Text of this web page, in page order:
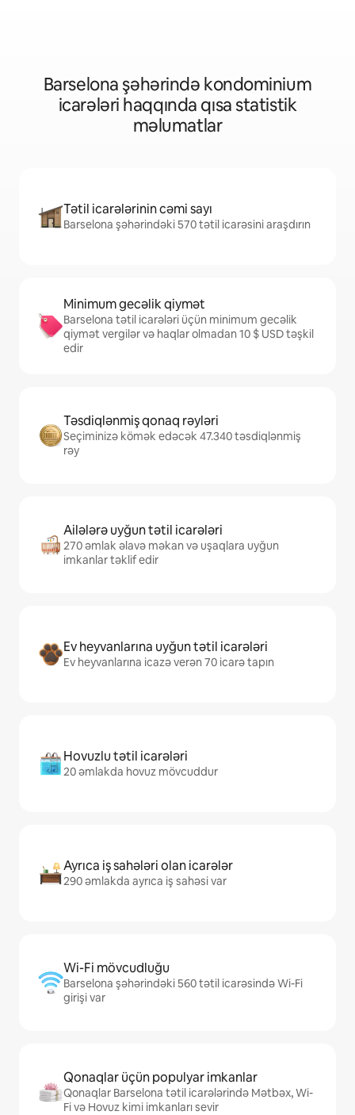
Barselona şəhərində kondominium
icarələri haqqında qısa statistik
məlumatlar
Tətil icarələrinin cəmi sayı
Barselona şəhərindəki 570 tətil icarəsini araşdırın
Minimum gecəlik qiymət
Barselona tətil icarələri üçün minimum gecəlik
qiymət vergilər və haqlar olmadan 10 $ USD təşkil
edir
Təsdiqlənmiş qonaq rəyləri
Seçiminizə kömək edəcək 47.340 təsdiqlənmiş
rəy
Ailələrə uyğun tətil icarələri
270 əmlak əlavə məkan və uşaqlara uyğun
imkanlar təklif edir
Ev heyvanlarına uyğun tətil icarələri
Ev heyvanlarına icazə verən 70 icarə tapın
Hovuzlu tətil icarələri
20 əmlakda hovuz mövcuddur
Ayrıca iş sahələri olan icarələr
290 əmlakda ayrıca iş sahəsi var
Wi-Fi mövcudluğu
Barselona şəhərindəki 560 tətil icarəsində Wi-Fi
girişi var
Qonaqlar üçün populyar imkanlar
Qonaqlar Barselona tətil icarələrində Mətbəx, Wi-
Fi və Hovuz kimi imkanları sevir